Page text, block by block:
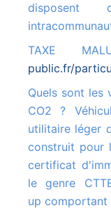
TAXE
public.fr/
Quels sont les véhicules concernés par le malus
CO2 ?
utilitaire léger
construit pour
certificat
le genre
up comportant